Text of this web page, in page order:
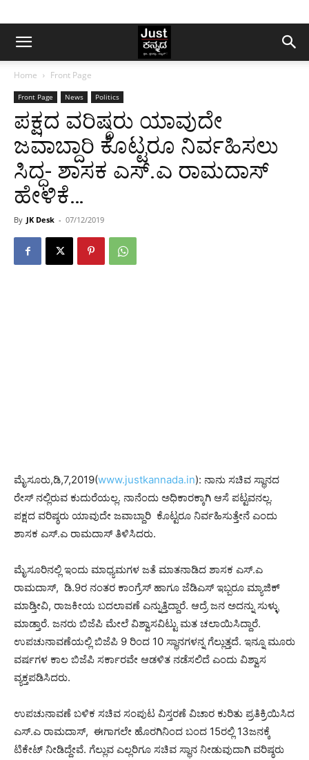
Home Front Page
Front Page News Politics
ಪಕ್ಷದ ವರಿಷ್ಠರು ಯಾವುದೇ
ಜವಾಬ್ದಾರಿ ಕೊಟ್ಟರೂ ನಿರ್ವಹಿಸಲು
ಸಿದ್ಧ- ಶಾಸಕ ಎಸ್.ಎ ರಾಮದಾಸ್
ಹೇಳಿಕೆ…
By JK Desk - 07/12/2019
ಮೈಸೂರು,ಡಿ,7,2019(www.justkannada.in): ನಾನು ಸಚಿವ ಸ್ಥಾನದ
ರೇಸ್ ನಲ್ಲಿರುವ ಕುದುರೆಯಲ್ಲ. ನಾನೆಂದು ಅಧಿಕಾರಕ್ಕಾಗಿ ಆಸೆ ಪಟ್ಟವನಲ್ಲ.
ಪಕ್ಷದ ವರಿಷ್ಠರು ಯಾವುದೇ ಜವಾಬ್ದಾರಿ ಕೊಟ್ಟರೂ ನಿರ್ವಹಿಸುತ್ತೇನೆ ಎಂದು
ಶಾಸಕ ಎಸ್.ಎ ರಾಮದಾಸ್ ತಿಳಿಸಿದರು.
ಮೈಸೂರಿನಲ್ಲಿ ಇಂದು ಮಾಧ್ಯಮಗಳ ಜತೆ ಮಾತನಾಡಿದ ಶಾಸಕ ಎಸ್.ಎ
ರಾಮದಾಸ್, ಡಿ.‌9ರ ನಂತರ ಕಾಂಗ್ರೆಸ್ ಹಾಗೂ ಜೆಡಿಎಸ್ ಇಬ್ಬರೂ ಮ್ಯಾಜಿಕ್
ಮಾಡ್ತೀವಿ, ರಾಜಕೀಯ ಬದಲಾವಣೆ ಎನ್ನುತ್ತಿದ್ದಾರೆ. ಆದ್ರೆ ಜನ ಅದನ್ನು ಸುಳ್ಳು
ಮಾಡ್ತಾರೆ. ಜನರು ಬಿಜೆಪಿ ಮೇಲೆ ವಿಶ್ವಾಸವಿಟ್ಟು ಮತ ಚಲಾಯಿಸಿದ್ದಾರೆ.
ಉಪಚುನಾವಣೆಯಲ್ಲಿ ಬಿಜೆಪಿ 9 ರಿಂದ 10 ಸ್ಥಾನಗಳನ್ನ ಗೆಲ್ಲುತ್ತದೆ. ಇನ್ನೂ ಮೂರು
ವರ್ಷಗಳ ಕಾಲ ಬಿಜೆಪಿ ಸರ್ಕಾರವೇ ಆಡಳಿತ ನಡೆಸಲಿದೆ ಎಂದು ವಿಶ್ವಾಸ
ವ್ಯಕ್ತಪಡಿಸಿದರು.
ಉಪಚುನಾವಣೆ ಬಳಿಕ ಸಚಿವ ಸಂಪುಟ ವಿಸ್ತರಣೆ ವಿಚಾರ ಕುರಿತು ಪ್ರತಿಕ್ರಿಯಿಸಿದ
ಎಸ್.ಎ ರಾಮದಾಸ್, ಈಗಾಗಲೇ ಹೊರಗಿನಿಂದ ಬಂದ 15ರಲ್ಲಿ 13ಜನಕ್ಕೆ
ಟಿಕೇಟ್ ನೀಡಿದ್ದೇವೆ. ಗೆಲ್ಲುವ ಎಲ್ಲರಿಗೂ ಸಚಿವ ಸ್ಥಾನ ನೀಡುವುದಾಗಿ ವರಿಷ್ಠರು